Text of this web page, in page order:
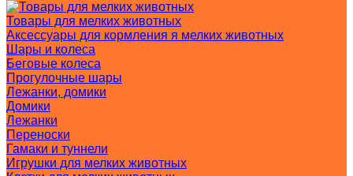
Товары для мелких животных
Аксессуары для кормления я мелких животных
Шары и колеса
Беговые колеса
Прогулочные шары
Лежанки, домики
Домики
Лежанки
Переноски
Гамаки и туннели
Игрушки для мелких животных